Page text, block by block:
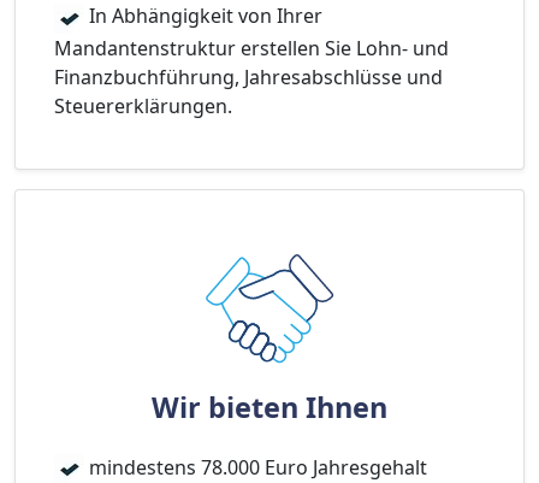
In Abhängigkeit von Ihrer
Mandantenstruktur erstellen Sie Lohn- und
Finanzbuchführung, Jahresabschlüsse und
Steuererklärungen.
Wir bieten Ihnen
mindestens 78.000 Euro Jahresgehalt